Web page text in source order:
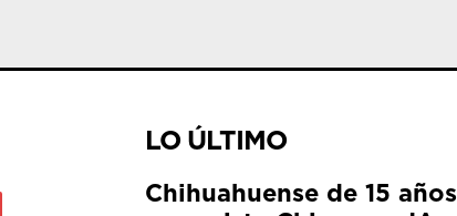
LO ÚLTIMO
Chihuahuense de 15 años